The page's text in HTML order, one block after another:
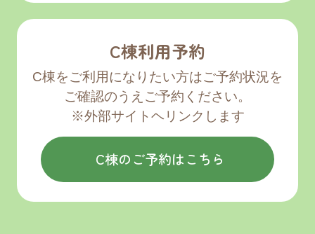
2025/09/08 リリース
「SIMOKU LIFESTYLE MARCHE（シモク
ライフスタイルマルシェ）」 開催のお知ら
「FLATWHITE COFFEE FACTORY」営業
時間の変更について
C棟利用予約
C棟をご利用になりたい方はご予約状況を
ご確認のうえご予約ください。
※外部サイトヘリンクします
C棟のご予約はこちら